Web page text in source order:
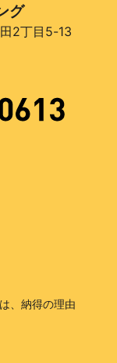
グ
2丁目5-13
、納得の理由